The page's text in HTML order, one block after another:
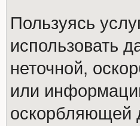
Пользуясь
использовать
неточной,
или
оскорбляющей